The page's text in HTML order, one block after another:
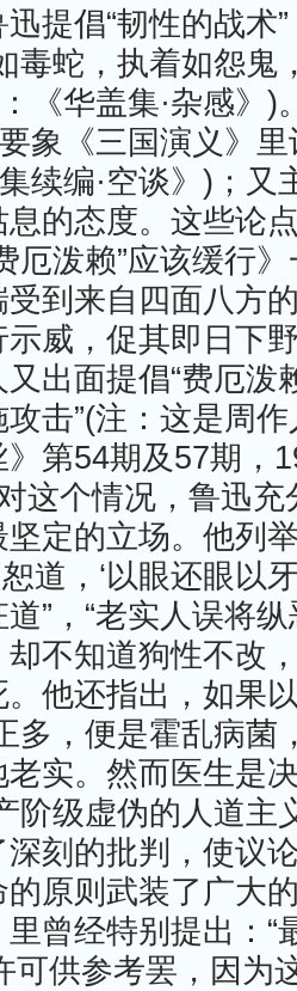
提倡“韧性的战术
毒蛇，执着如怨鬼
《华盖集·杂感》)
象《三国演义》
续编·空谈》)；又
的态度。这些论
厄泼赖”应该缓行
到来自四面八方
威，促其即日下
出面提倡“费厄泼
击”(注：这是周
第54期及57期，
这个情况，鲁迅
定的立场。他列
恕道，‘以眼还眼以
”，“老实人误将
不知道狗性不改
他还指出，如果
多，便是霍乱病菌
实。然而医生是
阶级虚伪的人道主
刻的批判，使议
原则武装了广大
曾经特别提出：“
可供参考罢，因为